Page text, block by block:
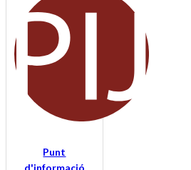
Punt
d'informació